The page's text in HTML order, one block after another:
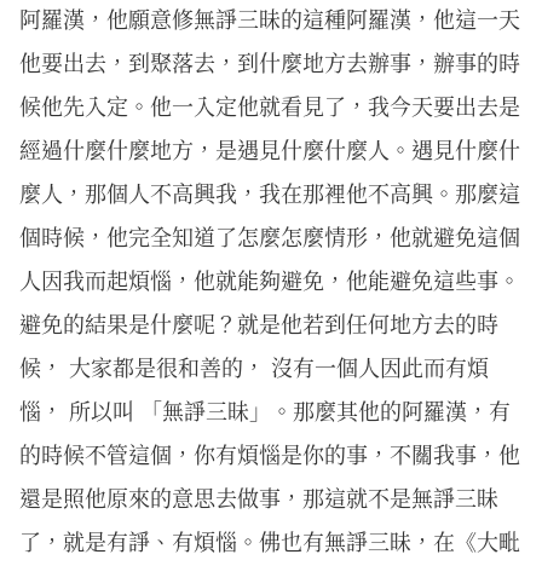
阿羅漢，他願意修無諍三昧的這種阿羅漢，他這一天
他要出去，到聚落去，到什麼地方去辦事，辦事的時
候他先入定。他一入定他就看見了，我今天要出去是
經過什麼什麼地方，是遇見什麼什麼人。遇見什麼什
麼人，那個人不高興我，我在那裡他不高興。那麼這
個時候，他完全知道了怎麼怎麼情形，他就避免這個
人因我而起煩惱，他就能夠避免，他能避免這些事。
避免的結果是什麼呢？就是他若到任何地方去的時
候， 大家都是很和善的， 沒有一個人因此而有煩
惱， 所以叫 「無諍三昧」。那麼其他的阿羅漢，有
的時候不管這個，你有煩惱是你的事，不關我事，他
還是照他原來的意思去做事，那這就不是無諍三昧
了，就是有諍、有煩惱。佛也有無諍三昧，在《大毗